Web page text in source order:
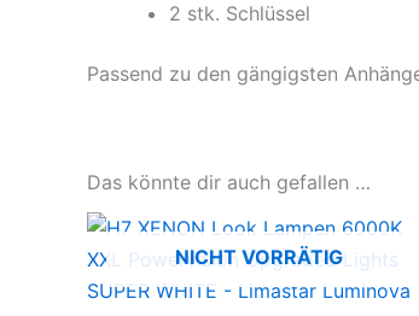
2 stk. Schlüssel
Passend zu den gängigsten
Das könnte dir auch gefallen …
NICHT VORRÄTIG